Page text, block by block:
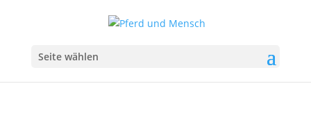
Seite wählen